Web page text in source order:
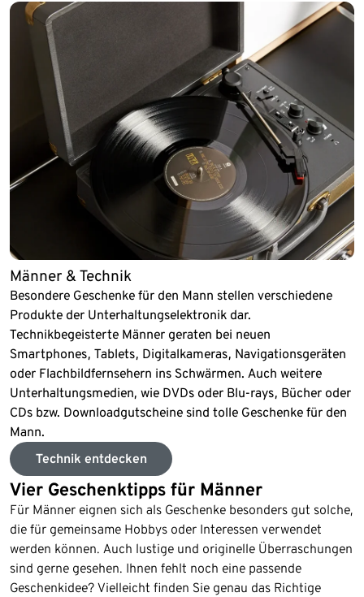
Männer & Technik
Besondere Geschenke für den Mann stellen verschiedene
Produkte der Unterhaltungselektronik dar.
Technikbegeisterte Männer geraten bei neuen
Smartphones, Tablets, Digitalkameras, Navigationsgeräten
oder Flachbildfernsehern ins Schwärmen. Auch weitere
Unterhaltungsmedien, wie DVDs oder Blu-rays, Bücher oder
CDs bzw. Downloadgutscheine sind tolle Geschenke für den
Mann.
Technik entdecken
Vier Geschenktipps für Männer
Für Männer eignen sich als Geschenke besonders gut solche,
die für gemeinsame Hobbys oder Interessen verwendet
werden können. Auch lustige und originelle Überraschungen
sind gerne gesehen. Ihnen fehlt noch eine passende
Geschenkidee? Vielleicht finden Sie genau das Richtige